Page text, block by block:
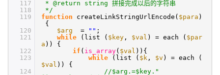
117
118
119
120
121
122
123
124
* @return string 拼接完成以后的字符串
*/
function
createLinkStringUrlEncode( $para )
{
$arg
= "" ;
while
(list ( $key , $val ) = each ( $par
a )) {
if ( is_array( $val )){
while
(list ( $k , $v ) = each (
$val )) {
//$arg.=$key."